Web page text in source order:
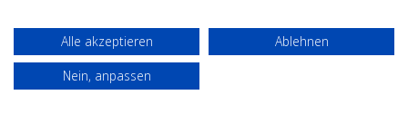
Alle akzeptieren
Ablehnen
Nein, anpassen